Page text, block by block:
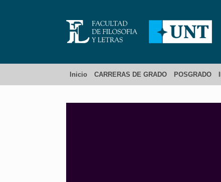
Inicio CARRERAS DE GRADO POSGRADO